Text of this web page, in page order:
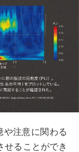
注意に関わる
せることができ